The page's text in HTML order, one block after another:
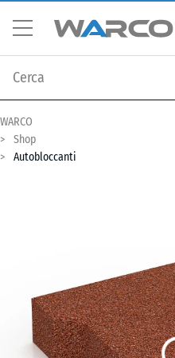
WARCO
Shop
Autobloccanti